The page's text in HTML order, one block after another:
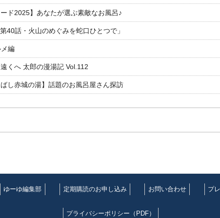
ド2025】あなたが選ぶ素敵なお風呂♪
40話・火山のめぐみを蛇口ひとつで」
編
くへ 太郎の漫湯記 Vol.112
し赤城の湯】話題のお風呂屋さん探訪
ゆーゆ編集部 定期購読のお申し込み お問い合わせ プ
プライバシーポリシー（PDF）